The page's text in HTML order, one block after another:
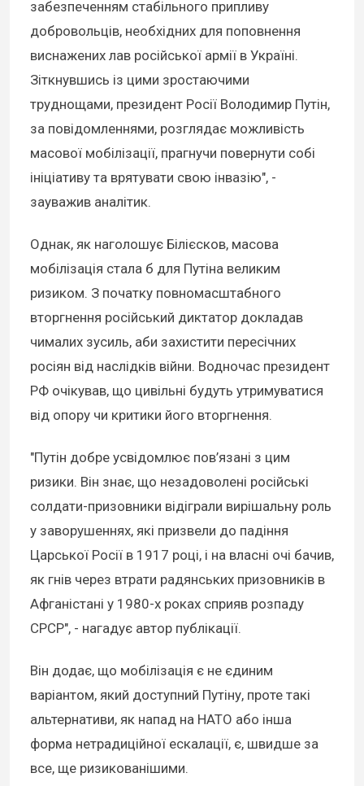
забезпеченням стабільного припливу
добровольців, необхідних для поповнення
виснажених лав російської армії в Україні.
Зіткнувшись із цими зростаючими
труднощами, президент Росії Володимир Путін,
за повідомленнями, розглядає можливість
масової мобілізації, прагнучи повернути собі
ініціативу та врятувати свою інвазію", -
зауважив аналітик.
Однак, як наголошує Білієсков, масова
мобілізація стала б для Путіна великим
ризиком. З початку повномасштабного
вторгнення російський диктатор докладав
чималих зусиль, аби захистити пересічних
росіян від наслідків війни. Водночас президент
РФ очікував, що цивільні будуть утримуватися
від опору чи критики його вторгнення.
"Путін добре усвідомлює пов’язані з цим
ризики. Він знає, що незадоволені російські
солдати-призовники відіграли вирішальну роль
у заворушеннях, які призвели до падіння
Царської Росії в 1917 році, і на власні очі бачив,
як гнів через втрати радянських призовників в
Афганістані у 1980-х роках сприяв розпаду
СРСР", - нагадує автор публікації.
Він додає, що мобілізація є не єдиним
варіантом, який доступний Путіну, проте такі
альтернативи, як напад на НАТО або інша
форма нетрадиційної ескалації, є, швидше за
все, ще ризикованішими.